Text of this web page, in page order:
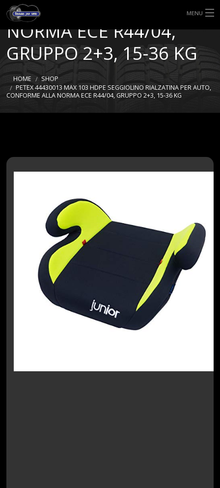
MENU
HOME
TIPI DI GOMME
MISURE GOMME
CONFORME ALLA
NORMA ECE R44/04,
GRUPPO 2+3, 15-36 KG
HOME
SHOP
PETEX 44430013 MAX 103 HDPE SEGGIOLINO RIALZATINA PER AUTO,
CONFORME ALLA NORMA ECE R44/04, GRUPPO 2+3, 15-36 KG